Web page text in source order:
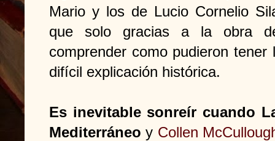
Mario y los de Lucio Cornelio
que solo gracias a la obra
comprender como pudieron
difícil explicación histórica.
Es inevitable sonreír cuando
Mediterráneo y Collen